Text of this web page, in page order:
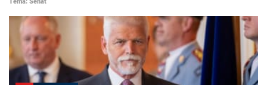
Téma: Senát